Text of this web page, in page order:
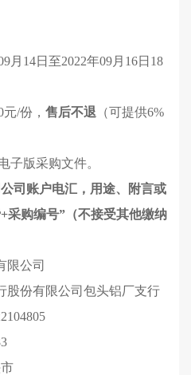
月14日至2022年09月16日18
/份， 售后不退 （可提供6%
子版采购文件。
司账户电汇 ，用途、附言或
采购编号” （不接受其他缴纳
限公司
股份有限公司包头铝厂支行
2104805